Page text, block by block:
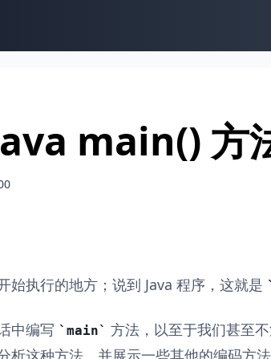
main() 方
始执行的地方；说到 Java 程序，这就是
中编写 main
方法，以至于我们甚至
析这种方法，并展示一些其他的编码方法